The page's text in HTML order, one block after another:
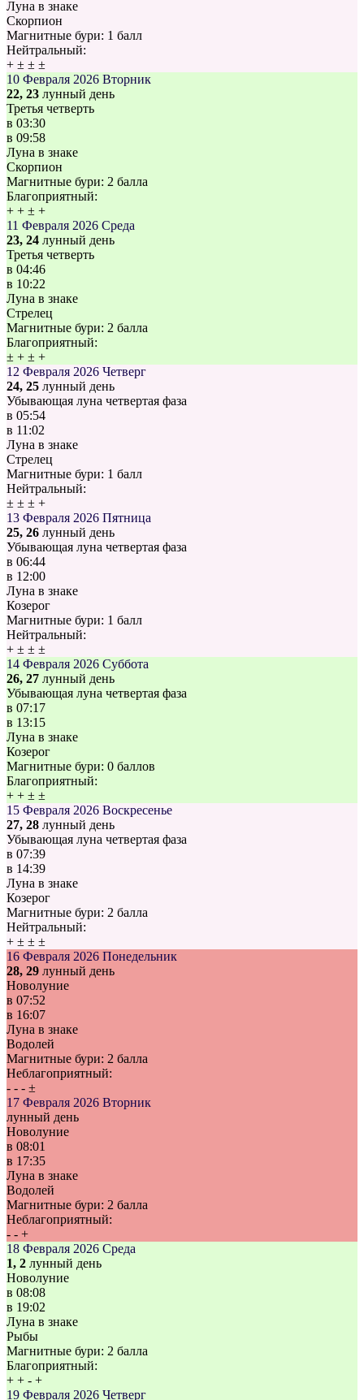
Луна в знаке
Скорпион
Магнитные бури: 1 балл
Нейтральный:
+ ± ± ±
10 Февраля 2026 Вторник
22, 23 лунный день
Третья четверть
в 03:30
в 09:58
Луна в знаке
Скорпион
Магнитные бури: 2 балла
Благоприятный:
+ + ± +
11 Февраля 2026 Среда
23, 24 лунный день
Третья четверть
в 04:46
в 10:22
Луна в знаке
Стрелец
Магнитные бури: 2 балла
Благоприятный:
± + ± +
12 Февраля 2026 Четверг
24, 25 лунный день
Убывающая луна четвертая фаза
в 05:54
в 11:02
Луна в знаке
Стрелец
Магнитные бури: 1 балл
Нейтральный:
± ± ± +
13 Февраля 2026 Пятница
25, 26 лунный день
Убывающая луна четвертая фаза
в 06:44
в 12:00
Луна в знаке
Козерог
Магнитные бури: 1 балл
Нейтральный:
+ ± ± ±
14 Февраля 2026 Суббота
26, 27 лунный день
Убывающая луна четвертая фаза
в 07:17
в 13:15
Луна в знаке
Козерог
Магнитные бури: 0 баллов
Благоприятный:
+ + ± ±
15 Февраля 2026 Воскресенье
27, 28 лунный день
Убывающая луна четвертая фаза
в 07:39
в 14:39
Луна в знаке
Козерог
Магнитные бури: 2 балла
Нейтральный:
+ ± ± ±
16 Февраля 2026 Понедельник
28, 29 лунный день
Новолуние
в 07:52
в 16:07
Луна в знаке
Водолей
Магнитные бури: 2 балла
Неблагоприятный:
- - - ±
17 Февраля 2026 Вторник
лунный день
Новолуние
в 08:01
в 17:35
Луна в знаке
Водолей
Магнитные бури: 2 балла
Неблагоприятный:
- - +
18 Февраля 2026 Среда
1, 2 лунный день
Новолуние
в 08:08
в 19:02
Луна в знаке
Рыбы
Магнитные бури: 2 балла
Благоприятный:
+ + - +
19 Февраля 2026 Четверг